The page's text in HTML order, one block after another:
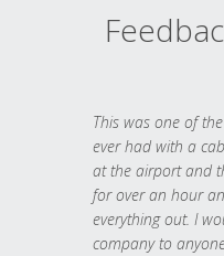
This was one of
ever had with a
at the airport and
for over an hour
everything out. I
company to